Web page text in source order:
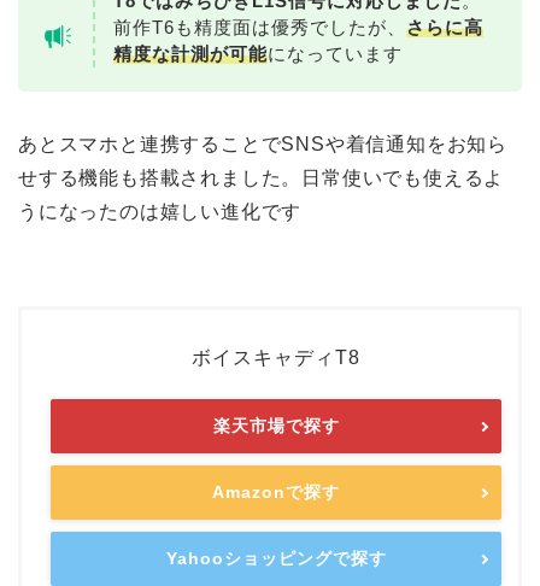
前作T6も精度面は優秀でしたが、 さらに高
精度な計測が可能になっています
あとスマホと連携することでSNSや着信通知をお知ら
せする機能も搭載されました。日常使いでも使えるよ
うになったのは嬉しい進化です
ボイスキャディT8
Amazonで探す
楽天市場で探す
Yahooショッピングで探す